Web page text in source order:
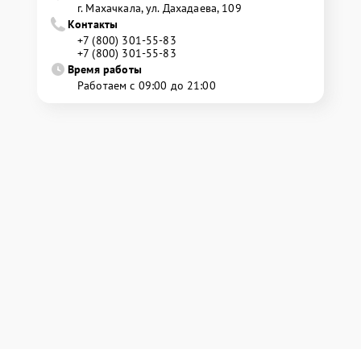
г. Махачкала, ул. Дахадаева, 109
Контакты
+7 (800) 301-55-83
+7 (800) 301-55-83
Время работы
Работаем с 09:00 до 21:00